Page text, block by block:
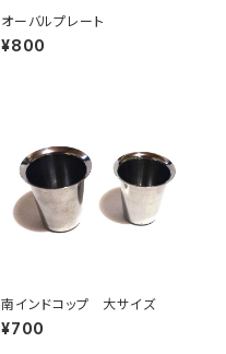
オーバルプレート
¥800
南インドコップ 大サイズ
¥700